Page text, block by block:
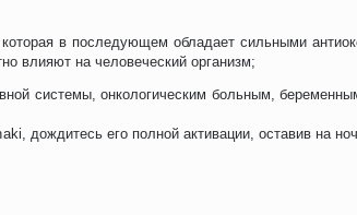
в последующем обладает сильными
влияют на человеческий организм;
системы, онкологическим больным,
дождитесь его полной активации, оставив на